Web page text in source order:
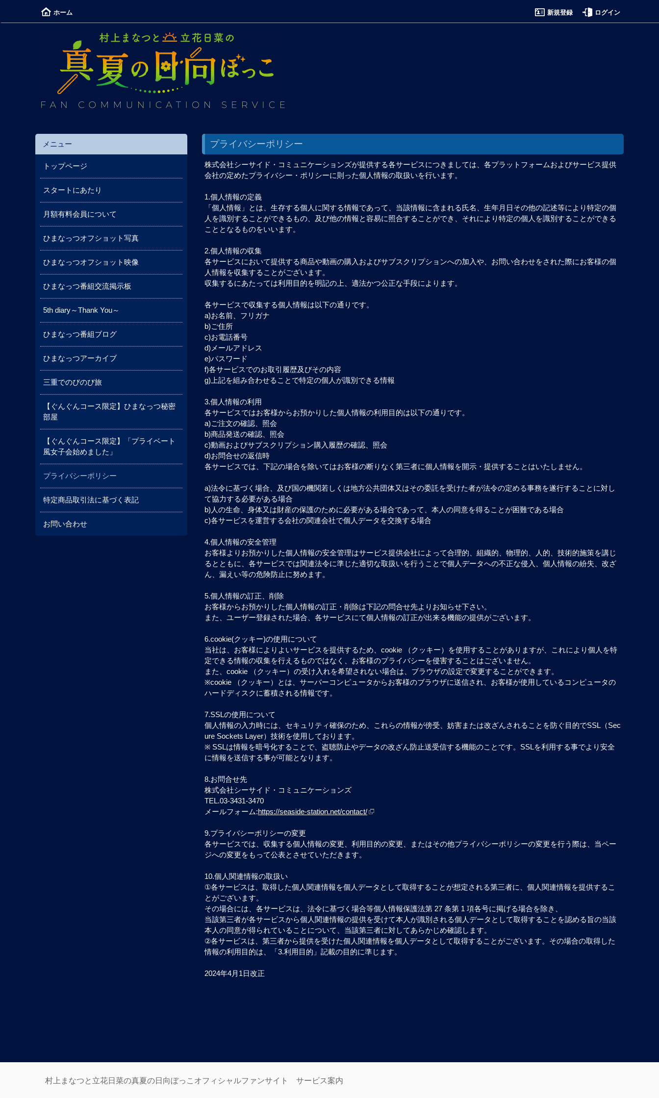
メニュー
トップページ
スタートにあたり
月額有料会員について
ひまなっつオフショット写真
ひまなっつオフショット映像
ひまなっつ番組交流掲示板
5th diary～Thank You～
ひまなっつ番組ブログ
ひまなっつアーカイブ
三重でのびのび旅
【ぐんぐんコース限定】ひまなっつ秘密
部屋
【ぐんぐんコース限定】「プライベート
風女子会始めました」
プライバシーポリシー
特定商品取引法に基づく表記
お問い合わせ
プライバシーポリシー
株式会社シーサイド・コミュニケーションズが提供する各サービスにつきましては、各プラットフォームおよびサービス提供
会社の定めたプライバシー・ポリシーに則った個人情報の取扱いを行います。
1.個人情報の定義
「個人情報」とは、生存する個人に関する情報であって、当該情報に含まれる氏名、生年月日その他の記述等により特定の個
人を識別することができるもの、及び他の情報と容易に照合することができ、それにより特定の個人を識別することができる
こととなるものをいいます。
2.個人情報の収集
各サービスにおいて提供する商品や動画の購入およびサブスクリプションへの加入や、お問い合わせをされた際にお客様の個
人情報を収集することがございます。
収集するにあたっては利用目的を明記の上、適法かつ公正な手段によります。
各サービスで収集する個人情報は以下の通りです。
a)お名前、フリガナ
b)ご住所
c)お電話番号
d)メールアドレス
e)パスワード
f)各サービスでのお取引履歴及びその内容
g)上記を組み合わせることで特定の個人が識別できる情報
3.個人情報の利用
各サービスではお客様からお預かりした個人情報の利用目的は以下の通りです。
a)ご注文の確認、照会
b)商品発送の確認、照会
c)動画およびサブスクリプション購入履歴の確認、照会
d)お問合せの返信時
各サービスでは、下記の場合を除いてはお客様の断りなく第三者に個人情報を開示・提供することはいたしません。
a)法令に基づく場合、及び国の機関若しくは地方公共団体又はその委託を受けた者が法令の定める事務を遂行することに対し
て協力する必要がある場合
b)人の生命、身体又は財産の保護のために必要がある場合であって、本人の同意を得ることが困難である場合
c)各サービスを運営する会社の関連会社で個人データを交換する場合
4.個人情報の安全管理
お客様よりお預かりした個人情報の安全管理はサービス提供会社によって合理的、組織的、物理的、人的、技術的施策を講じ
るとともに、各サービスでは関連法令に準じた適切な取扱いを行うことで個人データへの不正な侵入、個人情報の紛失、改ざ
ん、漏えい等の危険防止に努めます。
5.個人情報の訂正、削除
お客様からお預かりした個人情報の訂正・削除は下記の問合せ先よりお知らせ下さい。
また、ユーザー登録された場合、各サービスにて個人情報の訂正が出来る機能の提供がございます。
6.cookie(クッキー)の使用について
当社は、お客様によりよいサービスを提供するため、cookie （クッキー）を使用することがありますが、これにより個人を特
定できる情報の収集を行えるものではなく、お客様のプライバシーを侵害することはございません。
また、cookie （クッキー）の受け入れを希望されない場合は、ブラウザの設定で変更することができます。
※cookie （クッキー）とは、サーバーコンピュータからお客様のブラウザに送信され、お客様が使用しているコンピュータの
ハードディスクに蓄積される情報です。
7.SSLの使用について
個人情報の入力時には、セキュリティ確保のため、これらの情報が傍受、妨害または改ざんされることを防ぐ目的でSSL（Sec
ure Sockets Layer）技術を使用しております。
※ SSLは情報を暗号化することで、盗聴防止やデータの改ざん防止送受信する機能のことです。SSLを利用する事でより安全
に情報を送信する事が可能となります。
8.お問合せ先
株式会社シーサイド・コミュニケーションズ
TEL.03-3431-3470
メールフォーム:https://seaside-station.net/contact/
9.プライバシーポリシーの変更
各サービスでは、収集する個人情報の変更、利用目的の変更、またはその他プライバシーポリシーの変更を行う際は、当ペー
ジへの変更をもって公表とさせていただきます。
10.個人関連情報の取扱い
①各サービスは、取得した個人関連情報を個人データとして取得することが想定される第三者に、個人関連情報を提供するこ
とがございます。
その場合には、各サービスは、法令に基づく場合等個人情報保護法第 27 条第 1 項各号に掲げる場合を除き、
当該第三者が各サービスから個人関連情報の提供を受けて本人が識別される個人データとして取得することを認める旨の当該
本人の同意が得られていることについて、当該第三者に対してあらかじめ確認します。
②各サービスは、第三者から提供を受けた個人関連情報を個人データとして取得することがございます。その場合の取得した
情報の利用目的は、「3.利用目的」記載の目的に準じます。
2024年4月1日改正
村上まなつと立花日菜の真夏の日向ぼっこオフィシャルファンサイト サービス案内
ホーム 新規登録 ログイン